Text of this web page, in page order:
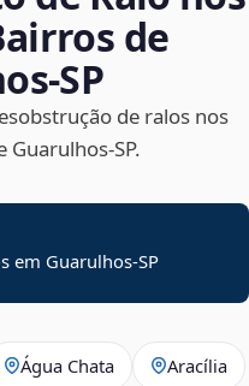
de
de ralos nos
em Guarulhos-SP
Água Chata Aracília